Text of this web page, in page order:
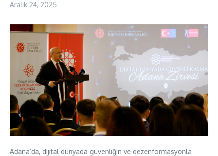
Aralık 24, 2025
Adana’da, dijital dünyada güvenliğin ve dezenformasyonla